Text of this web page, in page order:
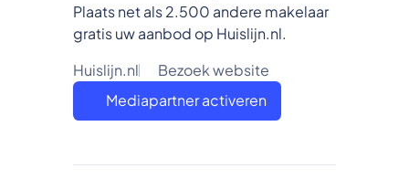
Plaats net als 2.500 andere makelaar
gratis uw aanbod op Huislijn.nl.
Huislijn.nl
Bezoek website
Mediapartner activeren